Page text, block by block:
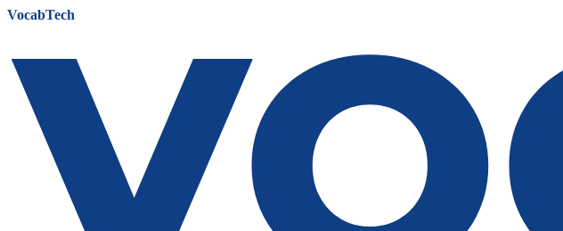
VocabTech